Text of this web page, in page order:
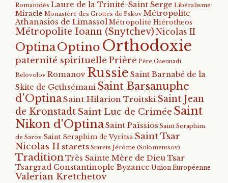
Romanidès Laure de la Trinité-Saint Serge Libéralisme
Miracle Monastère des Grottes de Pskov Métropolite
Athanasios de Limassol Métropolite Hiérotheos
Métropolite Ioann (Snytchev) Nicolas II
OptinaOptino Orthodoxie
paternité spirituelle Prière Père Guennadi
Belovolov Romanov Russie Saint Barnabé de la
Skite de Gethsémani Saint Barsanuphe
d'OptinaSaint Hilarion Troitski Saint Jean
de KronstadtSaint Luc de Crimée Saint
Nikon d'OptinaSaint Païssios Saint Seraphim
de Sarov Saint Seraphim de Vyritsa Saint Tsar
Nicolas II starets Starets Jérôme (Solomentsov)
TraditionTrès Sainte Mère de DieuTsar
Tsargrad Constantinople Byzance Union Européenne
Valerian Kretchetov